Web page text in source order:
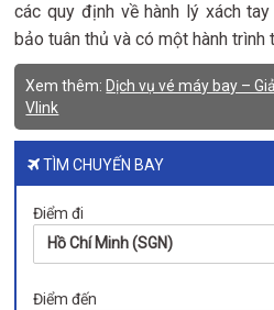
các quy định về hành lý xách
bảo tuân thủ và có một hành trình
Xem thêm: Dịch vụ vé máy bay –
Vlink
TÌM CHUYẾN BAY
Điểm đi
Hồ Chí Minh (SGN)
Điểm đến